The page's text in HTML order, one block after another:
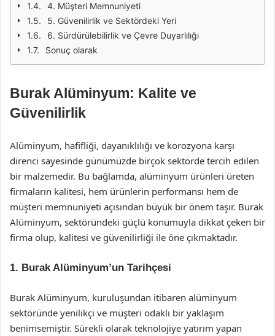
4. Müşteri Memnuniyeti
5. Güvenilirlik ve Sektördeki Yeri
6. Sürdürülebilirlik ve Çevre Duyarlılığı
Sonuç olarak
Burak Alüminyum: Kalite ve
Güvenilirlik
Alüminyum, hafifliği, dayanıklılığı ve korozyona karşı
direnci sayesinde günümüzde birçok sektörde tercih edilen
bir malzemedir. Bu bağlamda, alüminyum ürünleri üreten
firmaların kalitesi, hem ürünlerin performansı hem de
müşteri memnuniyeti açısından büyük bir önem taşır. Burak
Alüminyum, sektöründeki güçlü konumuyla dikkat çeken bir
firma olup, kalitesi ve güvenilirliği ile öne çıkmaktadır.
1. Burak Alüminyum’un Tarihçesi
Burak Alüminyum, kuruluşundan itibaren alüminyum
sektöründe yenilikçi ve müşteri odaklı bir yaklaşım
benimsemiştir. Sürekli olarak teknolojiye yatırım yapan